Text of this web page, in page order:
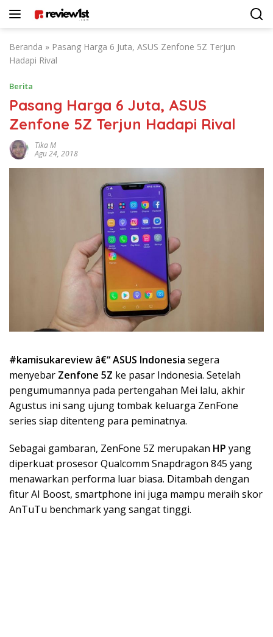
Beranda » Pasang Harga 6 Juta, ASUS Zenfone 5Z Terjun
Hadapi Rival
Berita
Pasang Harga 6 Juta, ASUS
Zenfone 5Z Terjun Hadapi Rival
Tika M
Agu 24, 2018
#kamisukareview â€“ASUS Indonesia segera
menyebar Zenfone 5Z ke pasar Indonesia. Setelah
pengumumannya pada pertengahan Mei lalu, akhir
Agustus ini sang ujung tombak keluarga ZenFone
series siap ditenteng para peminatnya.
Sebagai gambaran, ZenFone 5Z merupakan HP yang
diperkuat prosesor Qualcomm Snapdragon 845 yang
menawarkan performa luar biasa. Ditambah dengan
fitur AI Boost, smartphone ini juga mampu meraih skor
AnTuTu benchmark yang sangat tinggi.